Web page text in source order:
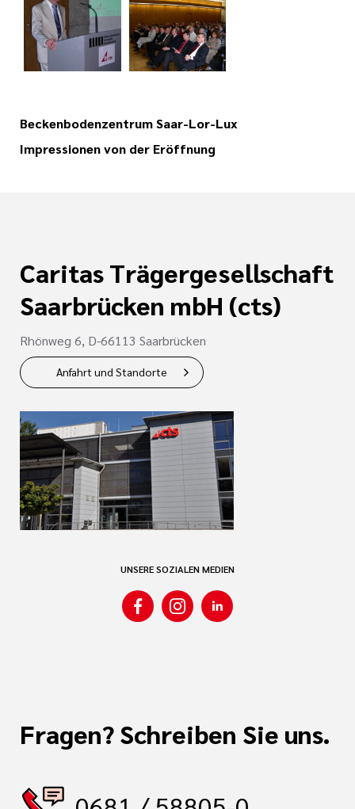
Meilensteine
und
Beckenbodenzentrum Saar-Lor-Lux
Impressionen von der Eröffnung
Caritas Trägergesellschaft
Saarbrücken mbH (cts)
Rhönweg 6, D-66113 Saarbrücken
Anfahrt und Standorte
UNSERE SOZIALEN MEDIEN
Fragen? Schreiben Sie uns.